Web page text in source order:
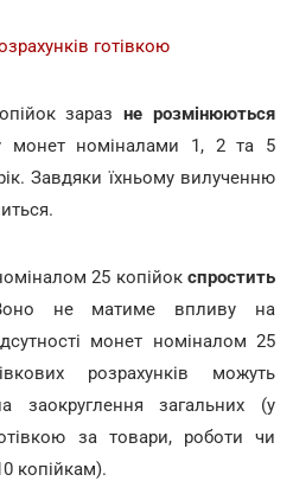
готівкою
заразне розмінюються
монет номіналами 1, 2 та 5
Завдяки їхньому вилученню
25 копійок спростить
не матиме впливу на
монет номіналом 25
розрахунків можуть
заокруглення загальних (у
за товари, роботи чи
копійкам).